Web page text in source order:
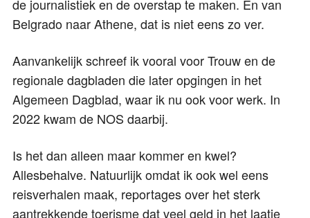
de journalistiek en de overstap te maken. En van
Belgrado naar Athene, dat is niet eens zo ver.
Aanvankelijk schreef ik vooral voor Trouw en de
regionale dagbladen die later opgingen in het
Algemeen Dagblad, waar ik nu ook voor werk. In
2022 kwam de NOS daarbij.
Is het dan alleen maar kommer en kwel?
Allesbehalve. Natuurlijk omdat ik ook wel eens
reisverhalen maak, reportages over het sterk
aantrekkende toerisme dat veel geld in het laatje